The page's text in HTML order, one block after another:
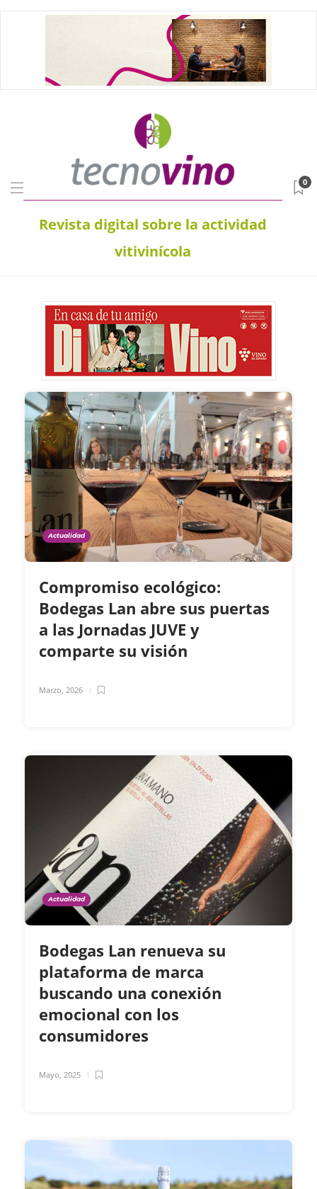
Revista digital sobre la actividad
vitivinícola
0
Actualidad
Compromiso ecológico:
Bodegas Lan abre sus puertas
a las Jornadas JUVE y
comparte su visión
Marzo, 2026
Actualidad
Bodegas Lan renueva su
plataforma de marca
buscando una conexión
emocional con los
consumidores
Mayo, 2025